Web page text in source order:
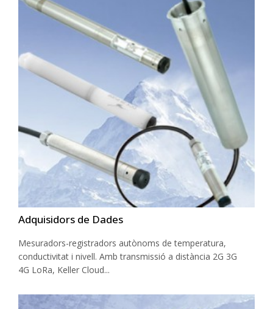
Adquisidors de Dades
Mesuradors-registradors autònoms de temperatura,
conductivitat i nivell. Amb transmissió a distància 2G 3G
4G LoRa, Keller Cloud...